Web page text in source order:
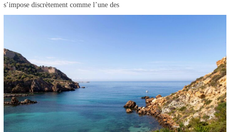
s’impose discrètement comme l’une des